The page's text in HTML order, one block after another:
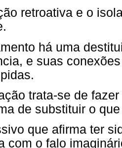
retroativa e o
há uma
e suas
trata-se de
de substituir o
que afirma ter
com o falo